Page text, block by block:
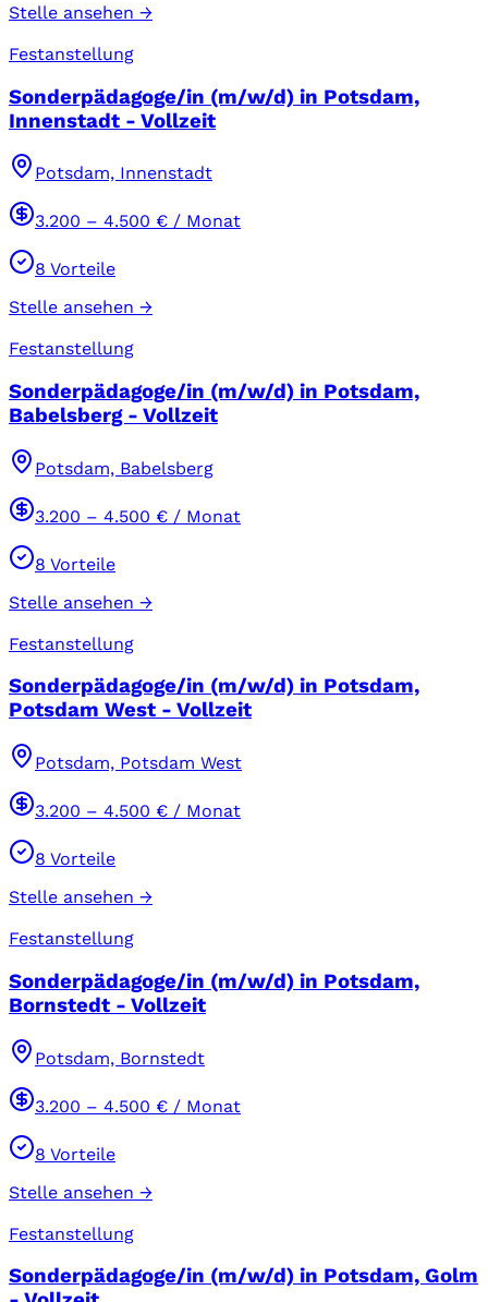
Stelle ansehen →
Festanstellung
Sonderpädagoge/in (m/w/d) in Potsdam,
Innenstadt - Vollzeit
Potsdam, Innenstadt
3.200 – 4.500 € / Monat
8 Vorteile
Stelle ansehen →
Festanstellung
Sonderpädagoge/in (m/w/d) in Potsdam,
Babelsberg - Vollzeit
Potsdam, Babelsberg
3.200 – 4.500 € / Monat
8 Vorteile
Stelle ansehen →
Festanstellung
Sonderpädagoge/in (m/w/d) in Potsdam,
Potsdam West - Vollzeit
Potsdam, Potsdam West
3.200 – 4.500 € / Monat
8 Vorteile
Stelle ansehen →
Festanstellung
Sonderpädagoge/in (m/w/d) in Potsdam,
Bornstedt - Vollzeit
Potsdam, Bornstedt
3.200 – 4.500 € / Monat
8 Vorteile
Stelle ansehen →
Festanstellung
Sonderpädagoge/in (m/w/d) in Potsdam, Golm